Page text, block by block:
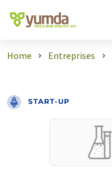
Home Entreprises
START-UP